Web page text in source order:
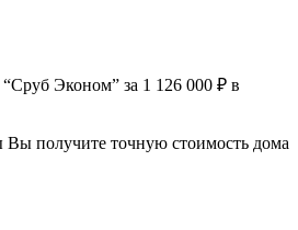
Эконом” за 1 126 000 ₽ в
Вы получите точную стоимость дома